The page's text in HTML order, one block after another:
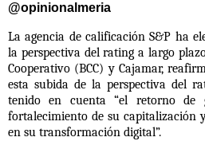
@opinionalmeria
La agencia de calificación S&P ha
la perspectiva del rating a largo
Cooperativo (BCC) y Cajamar,
esta subida de la perspectiva del
tenido en cuenta “el retorno de
fortalecimiento de su capitalización
en su transformación digital”.